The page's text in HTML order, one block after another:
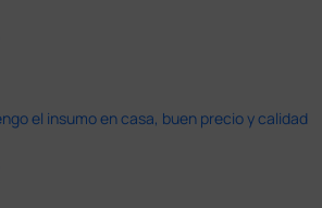
el insumo en casa, buen precio y calidad